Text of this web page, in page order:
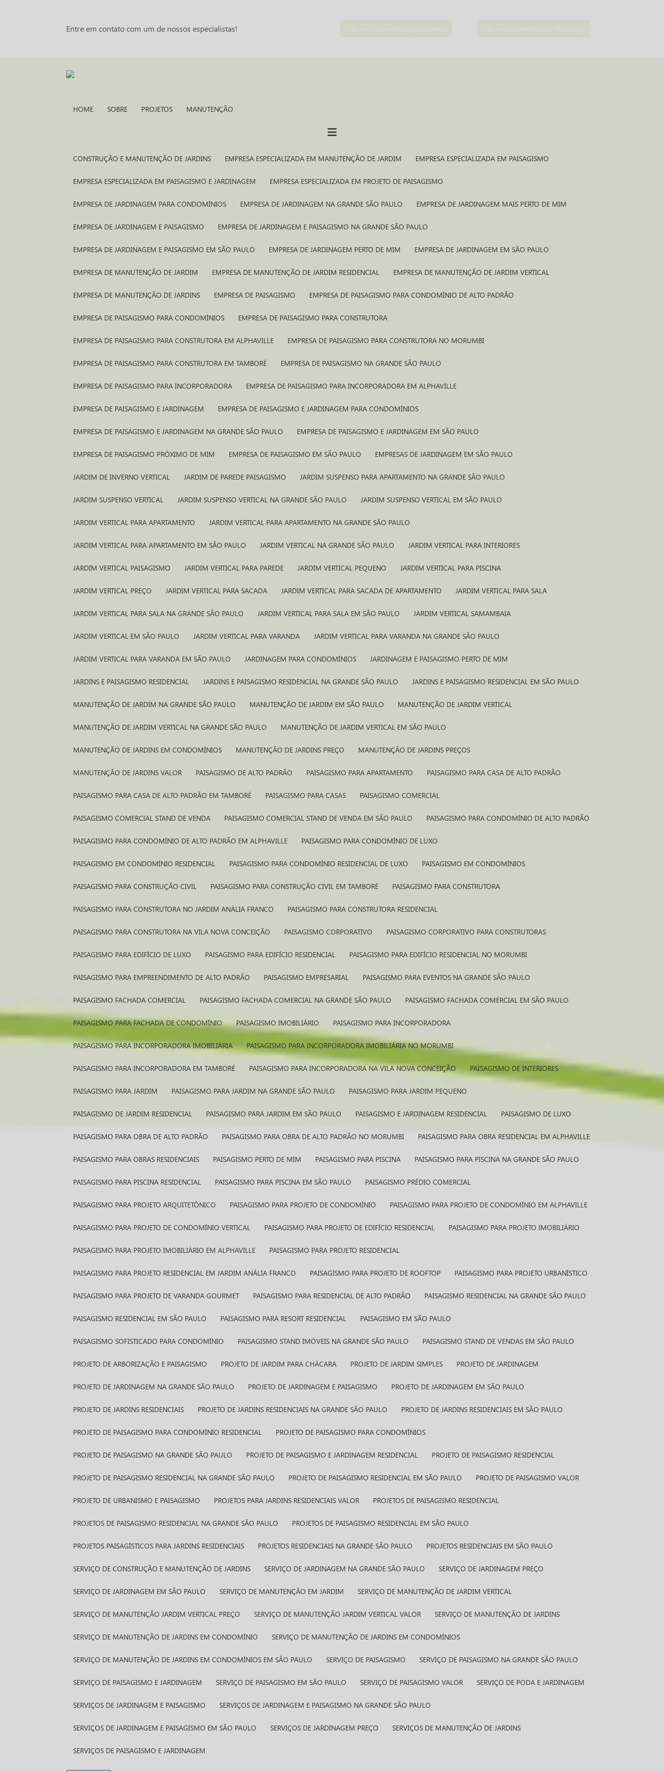
Entre em contato com um de nossos especialistas!
HOME SOBRE PROJETOS MANUTENÇÃO
CONSTRUÇÃO E MANUTENÇÃO DE JARDINS EMPRESA ESPECIALIZADA EM MANUTENÇÃO DE JARDIM EMPRESA ESPECIALIZADA EM PAISAGISMO
EMPRESA ESPECIALIZADA EM PAISAGISMO E JARDINAGEM EMPRESA ESPECIALIZADA EM PROJETO DE PAISAGISMO
EMPRESA DE JARDINAGEM PARA CONDOMÍNIOS EMPRESA DE JARDINAGEM NA GRANDE SÃO PAULO EMPRESA DE JARDINAGEM MAIS PERTO DE MIM
EMPRESA DE JARDINAGEM E PAISAGISMO EMPRESA DE JARDINAGEM E PAISAGISMO NA GRANDE SÃO PAULO
EMPRESA DE JARDINAGEM E PAISAGISMO EM SÃO PAULO EMPRESA DE JARDINAGEM PERTO DE MIM EMPRESA DE JARDINAGEM EM SÃO PAULO
EMPRESA DE MANUTENÇÃO DE JARDIM EMPRESA DE MANUTENÇÃO DE JARDIM RESIDENCIAL EMPRESA DE MANUTENÇÃO DE JARDIM VERTICAL
EMPRESA DE MANUTENÇÃO DE JARDINS EMPRESA DE PAISAGISMO EMPRESA DE PAISAGISMO PARA CONDOMÍNIO DE ALTO PADRÃO
EMPRESA DE PAISAGISMO PARA CONDOMÍNIOS EMPRESA DE PAISAGISMO PARA CONSTRUTORA
EMPRESA DE PAISAGISMO PARA CONSTRUTORA EM ALPHAVILLE EMPRESA DE PAISAGISMO PARA CONSTRUTORA NO MORUMBI
EMPRESA DE PAISAGISMO PARA CONSTRUTORA EM TAMBORÉ EMPRESA DE PAISAGISMO NA GRANDE SÃO PAULO
EMPRESA DE PAISAGISMO PARA INCORPORADORA EMPRESA DE PAISAGISMO PARA INCORPORADORA EM ALPHAVILLE
EMPRESA DE PAISAGISMO E JARDINAGEM EMPRESA DE PAISAGISMO E JARDINAGEM PARA CONDOMÍNIOS
EMPRESA DE PAISAGISMO E JARDINAGEM NA GRANDE SÃO PAULO EMPRESA DE PAISAGISMO E JARDINAGEM EM SÃO PAULO
EMPRESA DE PAISAGISMO PRÓXIMO DE MIM EMPRESA DE PAISAGISMO EM SÃO PAULO EMPRESAS DE JARDINAGEM EM SÃO PAULO
JARDIM DE INVERNO VERTICAL JARDIM DE PAREDE PAISAGISMO JARDIM SUSPENSO PARA APARTAMENTO NA GRANDE SÃO PAULO
JARDIM SUSPENSO VERTICAL JARDIM SUSPENSO VERTICAL NA GRANDE SÃO PAULO JARDIM SUSPENSO VERTICAL EM SÃO PAULO
JARDIM VERTICAL PARA APARTAMENTO JARDIM VERTICAL PARA APARTAMENTO NA GRANDE SÃO PAULO
JARDIM VERTICAL PARA APARTAMENTO EM SÃO PAULO JARDIM VERTICAL NA GRANDE SÃO PAULO JARDIM VERTICAL PARA INTERIORES
JARDIM VERTICAL PAISAGISMO JARDIM VERTICAL PARA PAREDE JARDIM VERTICAL PEQUENO JARDIM VERTICAL PARA PISCINA
JARDIM VERTICAL PREÇO JARDIM VERTICAL PARA SACADA JARDIM VERTICAL PARA SACADA DE APARTAMENTO JARDIM VERTICAL PARA SALA
JARDIM VERTICAL PARA SALA NA GRANDE SÃO PAULO JARDIM VERTICAL PARA SALA EM SÃO PAULO JARDIM VERTICAL SAMAMBAIA
JARDIM VERTICAL EM SÃO PAULO JARDIM VERTICAL PARA VARANDA JARDIM VERTICAL PARA VARANDA NA GRANDE SÃO PAULO
JARDIM VERTICAL PARA VARANDA EM SÃO PAULO JARDINAGEM PARA CONDOMÍNIOS JARDINAGEM E PAISAGISMO PERTO DE MIM
JARDINS E PAISAGISMO RESIDENCIAL JARDINS E PAISAGISMO RESIDENCIAL NA GRANDE SÃO PAULO JARDINS E PAISAGISMO RESIDENCIAL EM SÃO PAULO
MANUTENÇÃO DE JARDIM NA GRANDE SÃO PAULO MANUTENÇÃO DE JARDIM EM SÃO PAULO MANUTENÇÃO DE JARDIM VERTICAL
MANUTENÇÃO DE JARDIM VERTICAL NA GRANDE SÃO PAULO MANUTENÇÃO DE JARDIM VERTICAL EM SÃO PAULO
MANUTENÇÃO DE JARDINS EM CONDOMÍNIOS MANUTENÇÃO DE JARDINS PREÇO MANUTENÇÃO DE JARDINS PREÇOS
MANUTENÇÃO DE JARDINS VALOR PAISAGISMO DE ALTO PADRÃO PAISAGISMO PARA APARTAMENTO PAISAGISMO PARA CASA DE ALTO PADRÃO
PAISAGISMO PARA CASA DE ALTO PADRÃO EM TAMBORÉ PAISAGISMO PARA CASAS PAISAGISMO COMERCIAL
PAISAGISMO COMERCIAL STAND DE VENDA​ PAISAGISMO COMERCIAL STAND DE VENDA​ EM SÃO PAULO PAISAGISMO PARA CONDOMÍNIO DE ALTO PADRÃO
PAISAGISMO PARA CONDOMÍNIO DE ALTO PADRÃO EM ALPHAVILLE PAISAGISMO PARA CONDOMÍNIO DE LUXO
PAISAGISMO EM CONDOMÍNIO RESIDENCIAL PAISAGISMO PARA CONDOMÍNIO RESIDENCIAL DE LUXO PAISAGISMO EM CONDOMÍNIOS
PAISAGISMO PARA CONSTRUÇÃO CIVIL PAISAGISMO PARA CONSTRUÇÃO CIVIL EM TAMBORÉ PAISAGISMO PARA CONSTRUTORA
PAISAGISMO PARA CONSTRUTORA NO JARDIM ANÁLIA FRANCO PAISAGISMO PARA CONSTRUTORA RESIDENCIAL
PAISAGISMO PARA CONSTRUTORA NA VILA NOVA CONCEIÇÃO PAISAGISMO CORPORATIVO PAISAGISMO CORPORATIVO PARA CONSTRUTORAS
PAISAGISMO PARA EDIFÍCIO DE LUXO PAISAGISMO PARA EDIFÍCIO RESIDENCIAL PAISAGISMO PARA EDIFÍCIO RESIDENCIAL NO MORUMBI
PAISAGISMO PARA EMPREENDIMENTO DE ALTO PADRÃO PAISAGISMO EMPRESARIAL PAISAGISMO PARA EVENTOS NA GRANDE SÃO PAULO
PAISAGISMO FACHADA COMERCIAL PAISAGISMO FACHADA COMERCIAL NA GRANDE SÃO PAULO PAISAGISMO FACHADA COMERCIAL EM SÃO PAULO
PAISAGISMO PARA FACHADA DE CONDOMÍNIO PAISAGISMO IMOBILIÁRIO PAISAGISMO PARA INCORPORADORA
PAISAGISMO PARA INCORPORADORA IMOBILIÁRIA PAISAGISMO PARA INCORPORADORA IMOBILIÁRIA NO MORUMBI
PAISAGISMO PARA INCORPORADORA EM TAMBORÉ PAISAGISMO PARA INCORPORADORA NA VILA NOVA CONCEIÇÃO PAISAGISMO DE INTERIORES
PAISAGISMO PARA JARDIM PAISAGISMO PARA JARDIM NA GRANDE SÃO PAULO PAISAGISMO PARA JARDIM PEQUENO
PAISAGISMO DE JARDIM RESIDENCIAL PAISAGISMO PARA JARDIM EM SÃO PAULO PAISAGISMO E JARDINAGEM RESIDENCIAL PAISAGISMO DE LUXO
PAISAGISMO PARA OBRA DE ALTO PADRÃO PAISAGISMO PARA OBRA DE ALTO PADRÃO NO MORUMBI PAISAGISMO PARA OBRA RESIDENCIAL EM ALPHAVILLE
PAISAGISMO PARA OBRAS RESIDENCIAIS PAISAGISMO PERTO DE MIM PAISAGISMO PARA PISCINA PAISAGISMO PARA PISCINA NA GRANDE SÃO PAULO
PAISAGISMO PARA PISCINA RESIDENCIAL PAISAGISMO PARA PISCINA EM SÃO PAULO PAISAGISMO PRÉDIO COMERCIAL
PAISAGISMO PARA PROJETO ARQUITETÔNICO PAISAGISMO PARA PROJETO DE CONDOMÍNIO PAISAGISMO PARA PROJETO DE CONDOMÍNIO EM ALPHAVILLE
PAISAGISMO PARA PROJETO DE CONDOMÍNIO VERTICAL PAISAGISMO PARA PROJETO DE EDIFÍCIO RESIDENCIAL PAISAGISMO PARA PROJETO IMOBILIÁRIO
PAISAGISMO PARA PROJETO IMOBILIÁRIO EM ALPHAVILLE PAISAGISMO PARA PROJETO RESIDENCIAL
PAISAGISMO PARA PROJETO RESIDENCIAL EM JARDIM ANÁLIA FRANCO PAISAGISMO PARA PROJETO DE ROOFTOP PAISAGISMO PARA PROJETO URBANÍSTICO
PAISAGISMO PARA PROJETO DE VARANDA GOURMET PAISAGISMO PARA RESIDENCIAL DE ALTO PADRÃO PAISAGISMO RESIDENCIAL NA GRANDE SÃO PAULO
PAISAGISMO RESIDENCIAL EM SÃO PAULO PAISAGISMO PARA RESORT RESIDENCIAL PAISAGISMO EM SÃO PAULO
PAISAGISMO SOFISTICADO PARA CONDOMÍNIO PAISAGISMO STAND IMÓVEIS​ NA GRANDE SÃO PAULO PAISAGISMO STAND DE VENDAS EM SÃO PAULO
PROJETO DE ARBORIZAÇÃO E PAISAGISMO PROJETO DE JARDIM PARA CHÁCARA PROJETO DE JARDIM SIMPLES PROJETO DE JARDINAGEM
PROJETO DE JARDINAGEM NA GRANDE SÃO PAULO PROJETO DE JARDINAGEM E PAISAGISMO PROJETO DE JARDINAGEM EM SÃO PAULO
PROJETO DE JARDINS RESIDENCIAIS PROJETO DE JARDINS RESIDENCIAIS NA GRANDE SÃO PAULO PROJETO DE JARDINS RESIDENCIAIS EM SÃO PAULO
PROJETO DE PAISAGISMO PARA CONDOMÍNIO RESIDENCIAL PROJETO DE PAISAGISMO PARA CONDOMÍNIOS
PROJETO DE PAISAGISMO NA GRANDE SÃO PAULO PROJETO DE PAISAGISMO E JARDINAGEM RESIDENCIAL PROJETO DE PAISAGISMO RESIDENCIAL
PROJETO DE PAISAGISMO RESIDENCIAL NA GRANDE SÃO PAULO PROJETO DE PAISAGISMO RESIDENCIAL EM SÃO PAULO PROJETO DE PAISAGISMO VALOR
PROJETO DE URBANISMO E PAISAGISMO PROJETOS PARA JARDINS RESIDENCIAIS VALOR PROJETOS DE PAISAGISMO RESIDENCIAL
PROJETOS DE PAISAGISMO RESIDENCIAL NA GRANDE SÃO PAULO PROJETOS DE PAISAGISMO RESIDENCIAL EM SÃO PAULO
PROJETOS PAISAGÍSTICOS PARA JARDINS RESIDENCIAIS PROJETOS RESIDENCIAIS NA GRANDE SÃO PAULO PROJETOS RESIDENCIAIS EM SÃO PAULO
SERVIÇO DE CONSTRUÇÃO E MANUTENÇÃO DE JARDINS SERVIÇO DE JARDINAGEM NA GRANDE SÃO PAULO SERVIÇO DE JARDINAGEM PREÇO
SERVIÇO DE JARDINAGEM EM SÃO PAULO SERVIÇO DE MANUTENÇÃO EM JARDIM SERVIÇO DE MANUTENÇÃO DE JARDIM VERTICAL
SERVIÇO DE MANUTENÇÃO JARDIM VERTICAL PREÇO SERVIÇO DE MANUTENÇÃO JARDIM VERTICAL VALOR SERVIÇO DE MANUTENÇÃO DE JARDINS
SERVIÇO DE MANUTENÇÃO DE JARDINS EM CONDOMÍNIO SERVIÇO DE MANUTENÇÃO DE JARDINS EM CONDOMÍNIOS
SERVIÇO DE MANUTENÇÃO DE JARDINS EM CONDOMÍNIOS EM SÃO PAULO SERVIÇO DE PAISAGISMO SERVIÇO DE PAISAGISMO NA GRANDE SÃO PAULO
SERVIÇO DE PAISAGISMO E JARDINAGEM SERVIÇO DE PAISAGISMO EM SÃO PAULO SERVIÇO DE PAISAGISMO VALOR SERVIÇO DE PODA E JARDINAGEM
SERVIÇOS DE JARDINAGEM E PAISAGISMO SERVIÇOS DE JARDINAGEM E PAISAGISMO NA GRANDE SÃO PAULO
SERVIÇOS DE JARDINAGEM E PAISAGISMO EM SÃO PAULO SERVIÇOS DE JARDINAGEM PREÇO SERVIÇOS DE MANUTENÇÃO DE JARDINS
SERVIÇOS DE PAISAGISMO E JARDINAGEM